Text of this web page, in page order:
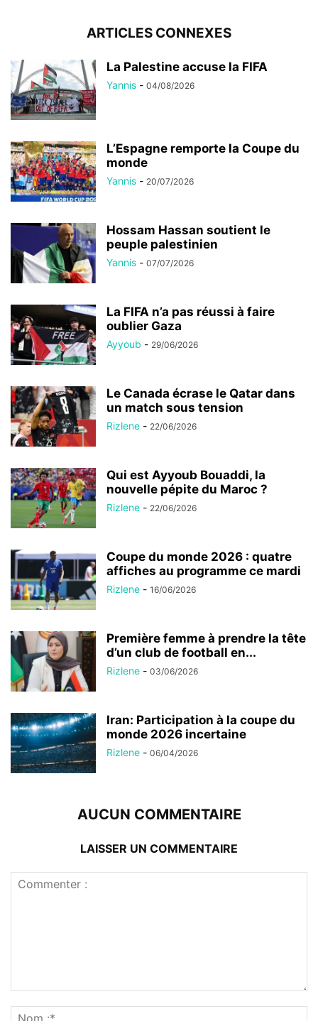
ARTICLES CONNEXES
La Palestine accuse la FIFA
Yannis - 04/08/2026
L’Espagne remporte la Coupe du
monde
Yannis - 20/07/2026
Hossam Hassan soutient le
peuple palestinien
Yannis - 07/07/2026
La FIFA n’a pas réussi à faire
oublier Gaza
Ayyoub - 29/06/2026
Le Canada écrase le Qatar dans
un match sous tension
Rizlene - 22/06/2026
Qui est Ayyoub Bouaddi, la
nouvelle pépite du Maroc ?
Rizlene - 22/06/2026
Coupe du monde 2026 : quatre
affiches au programme ce mardi
Rizlene - 16/06/2026
Première femme à prendre la tête
d’un club de football en...
Rizlene - 03/06/2026
Iran: Participation à la coupe du
monde 2026 incertaine
Rizlene - 06/04/2026
AUCUN COMMENTAIRE
LAISSER UN COMMENTAIRE